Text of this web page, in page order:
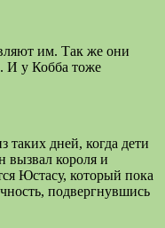
им. Так же они
И у Кобба тоже
дней, когда дети
вызвал короля и
Юстасу, который пока
подвергнувшись